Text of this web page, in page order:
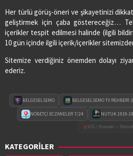
Her türlü görüş-öneri ve şikayetinizi
geliştirmek için çaba göstereceğiz…
içerikler tespit edilmesi halinde (ilgili
10 gün içinde ilgili içerik/içerikler
Sitemize verdiğiniz önemden dolayı
ederiz.
BELGESELSEMO BELGESELSEMO TV REHBERİ
NÖBETÇİ ECZANELER 7/24 NUTUK 1919-
iOS / Huawei —
KATEGORİLER